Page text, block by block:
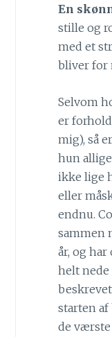
En
stille og
med et
bliver for
Selvom
er
mig), så
hun
ikke lige
eller
endnu.
sammen
år, og
helt
starten af
de værste